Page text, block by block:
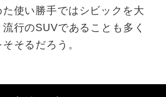
使い勝手ではシビックを大
行のSUVであることも多く
そるだろう。